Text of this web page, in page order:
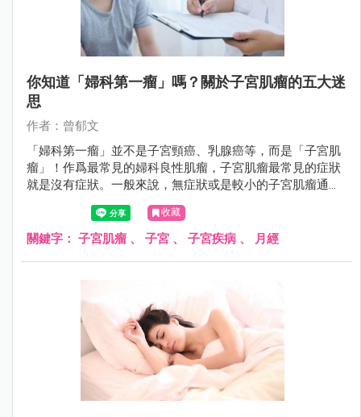
你知道「婦科第一瘤」嗎？關於子宮肌瘤的五大迷
思
作者：曾郁文
「婦科第一瘤」並不是子宮頸癌、乳腺癌等，而是「子宮肌
瘤」！作爲最常見的婦科良性肌瘤，子宮肌瘤最常見的症狀
就是沒有症狀。一般來說，無症狀或是較小的子宮肌瘤通常
不需要手術方式處理，但若出現下列4種情況，就要注意
收藏
關鍵字： 子宮肌瘤 、 子宮 、 子宮疾病 、 月經